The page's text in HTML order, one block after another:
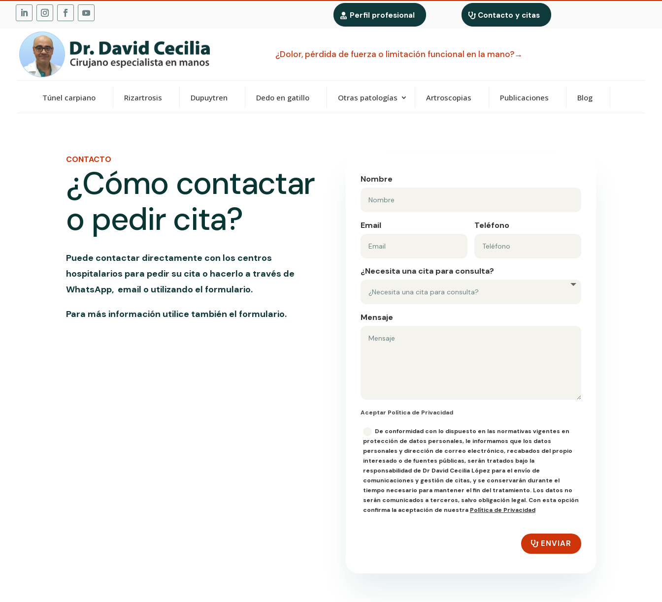
Perfil profesional Contacto y citas
¿Dolor, pérdida de fuerza o limitación funcional en la mano?→
Túnel carpiano Rizartrosis Dupuytren Dedo en gatillo Otras patologías Artroscopias Publicaciones Blog
CONTACTO
¿Cómo contactar
o pedir cita?
Puede contactar directamente con los centros
hospitalarios para pedir su cita o hacerlo a través de
WhatsApp, email o utilizando el formulario.
Para más información utilice también el formulario.
Nombre
Email Teléfono
¿Necesita una cita para consulta?
Mensaje
Aceptar Política de Privacidad
Aceptar Política de Privacidad
De conformidad con lo dispuesto en las normativas vigentes en
protección de datos personales, le informamos que los datos
personales y dirección de correo electrónico, recabados del propio
interesado o de fuentes públicas, serán tratados bajo la
responsabilidad de Dr David Cecilia López para el envío de
comunicaciones y gestión de citas, y se conservarán durante el
tiempo necesario para mantener el fin del tratamiento. Los datos no
serán comunicados a terceros, salvo obligación legal. Con esta opción
confirma la aceptación de nuestra Política de Privacidad
ENVIAR